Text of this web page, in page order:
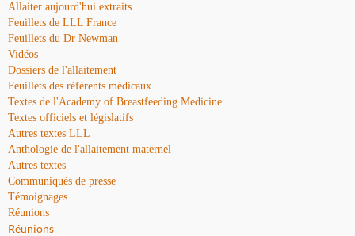
Allaiter aujourd'hui extraits
Feuillets de LLL France
Feuillets du Dr Newman
Vidéos
Dossiers de l'allaitement
Feuillets des référents médicaux
Textes de l'Academy of Breastfeeding Medicine
Textes officiels et législatifs
Autres textes LLL
Anthologie de l'allaitement maternel
Autres textes
Communiqués de presse
Témoignages
Réunions
Réunions